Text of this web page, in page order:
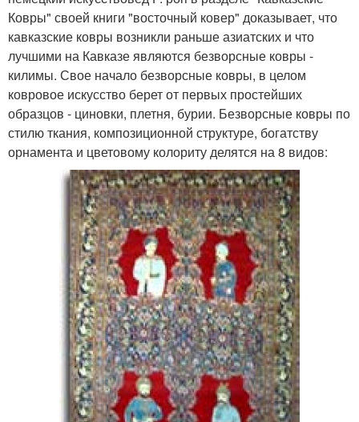
Ковры" своей книги "восточный ковер" доказывает, что
кавказские ковры возникли раньше азиатских и что
лучшими на Кавказе являются безворсные ковры -
килимы. Свое начало безворсные ковры, в целом
ковровое искусство берет от первых простейших
образцов - циновки, плетня, бурии. Безворсные ковры по
стилю ткания, композиционной структуре, богатству
орнамента и цветовому колориту делятся на 8 видов: